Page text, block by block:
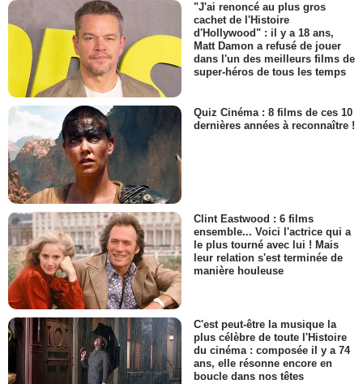
"J'ai renoncé au plus gros
cachet de l'Histoire
d'Hollywood" : il y a 18 ans,
Matt Damon a refusé de jouer
dans l'un des meilleurs films de
super-héros de tous les temps
Quiz Cinéma : 8 films de ces 10
dernières années à reconnaître !
Clint Eastwood : 6 films
ensemble... Voici l'actrice qui a
le plus tourné avec lui ! Mais
leur relation s'est terminée de
manière houleuse
C'est peut-être la musique la
plus célèbre de toute l'Histoire
du cinéma : composée il y a 74
ans, elle résonne encore en
boucle dans nos têtes